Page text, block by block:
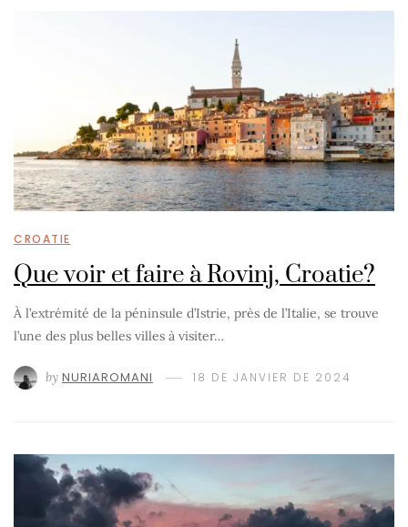
CROATIE
Que voir et faire à Rovinj, Croatie?
À l’extrémité de la péninsule d’Istrie, près de l’Italie, se trouve
l’une des plus belles villes à visiter…
by NURIAROMANI 18 DE JANVIER DE 2024